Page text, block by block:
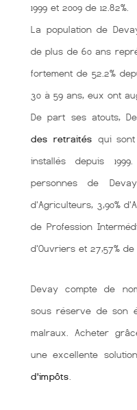
1999 et 2009 de 12.82%.
La population de
de plus de 60 ans
fortement de 52.2%
30 à 59 ans, eux ont
De part ses atouts,
des retraités qui
installés depuis
personnes de
d'Agriculteurs, 3,90%
de Profession
d'Ouvriers et 27,57% de
Devay compte de
sous réserve de son
malraux. Acheter
une excellente
d'impôts